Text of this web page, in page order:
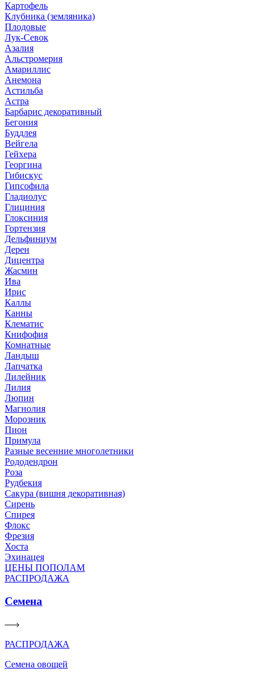
Картофель
Клубника (земляника)
Плодовые
Лук-Севок
Азалия
Альстромерия
Амариллис
Анемона
Астильба
Астра
Барбарис декоративный
Бегония
Буддлея
Вейгела
Гейхера
Георгина
Гибискус
Гипсофила
Гладиолус
Глициния
Глоксиния
Гортензия
Дельфиниум
Дерен
Дицентра
Жасмин
Ива
Ирис
Каллы
Канны
Клематис
Книфофия
Комнатные
Ландыш
Лапчатка
Лилейник
Лилия
Люпин
Магнолия
Морозник
Пион
Примула
Разные весенние многолетники
Рододендрон
Роза
Рудбекия
Сакура (вишня декоративная)
Сирень
Спирея
Флокс
Фрезия
Хоста
Эхинацея
ЦЕНЫ ПОПОЛАМ
РАСПРОДАЖА
Семена
РАСПРОДАЖА
Семена овощей